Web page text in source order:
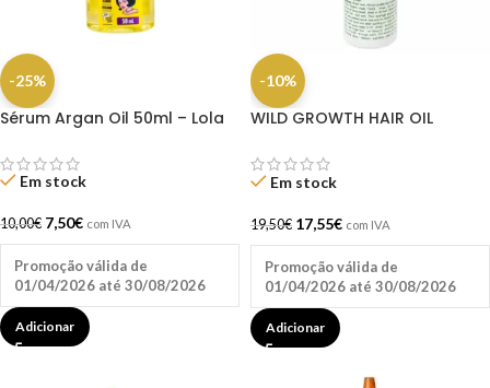
-25%
Sérum Argan Oil 50ml – Lola
Em stock
10,00€ 7,50€ com IVA
Promoção válida de
01/04/2026 até 30/08/2026
Adicionar
-10%
WILD GROWTH HAIR OIL
Em stock
19,50€ 17,55€ com IVA
Promoção válida de
01/04/2026 até 30/08/2026
Adicionar